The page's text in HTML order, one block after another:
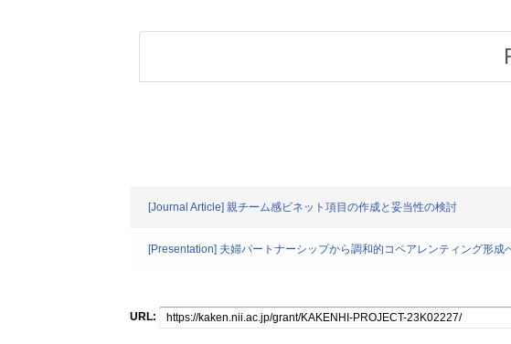
[Journal Article] 親チーム感ビネット項目の作成と妥当性の検討
[Presentation] 夫婦パートナーシップから調和的コペアレンティング形成
URL: